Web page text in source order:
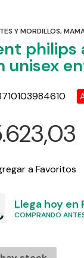
Y MORDILLOS,
philips
unisex
a Favoritos
Llega hoy en
COMPRANDO